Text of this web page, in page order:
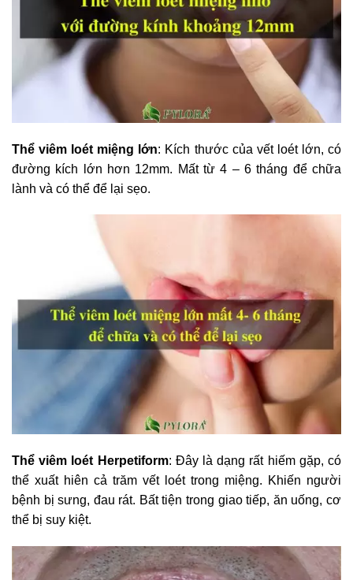
Thể viêm loét miệng lớn: Kích thước của vết loét lớn, có
đường kích lớn hơn 12mm. Mất từ 4 – 6 tháng để chữa
lành và có thể để lại sẹo.
Thể viêm loét Herpetiform: Đây là dạng rất hiếm gặp, có
thể xuất hiên cả trăm vết loét trong miệng. Khiến người
bệnh bị sưng, đau rát. Bất tiện trong giao tiếp, ăn uống, cơ
thể bị suy kiệt.